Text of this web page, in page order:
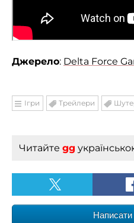
Джерело: Delta Force
Ігри Трейлери
Читайте gg